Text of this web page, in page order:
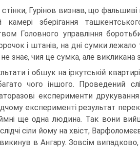
Гурінов визнав, що
камері зберігання
Головного управління
і штанів, на дні сумки
знає, чия це сумка, але викликана
і обшук на іркутській
чого іншого. Проведений
експерименти
експерименті результат
ще одна людина. Так вони
сіли йому на хвіст,
в Ангару. Зовсім